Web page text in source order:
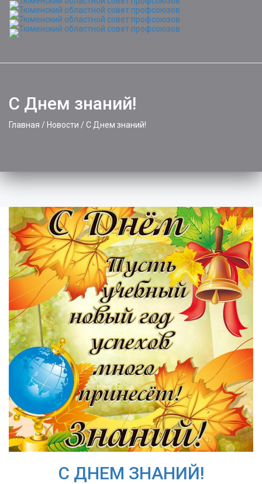
С Днем знаний!
Главная / Новости / С Днем знаний!
С ДНЕМ ЗНАНИЙ!